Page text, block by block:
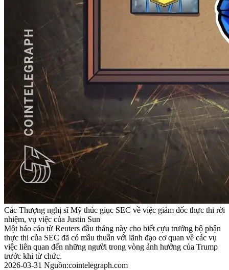
Các Thượng nghị sĩ Mỹ thúc giục SEC về việc giám đốc thực thi rời
nhiệm, vụ việc của Justin Sun
Một báo cáo từ Reuters đầu tháng này cho biết cựu trưởng bộ phận
thực thi của SEC đã có mâu thuẫn với lãnh đạo cơ quan về các vụ
việc liên quan đến những người trong vòng ảnh hưởng của Trump
trước khi từ chức.
2026-03-31 Nguồn:cointelegraph.com